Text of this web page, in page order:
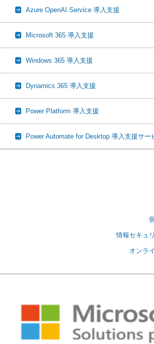
Azure OpenAI Service 導入支援
Microsoft 365 導入支援
Windows 365 導入支援
Dynamics 365 導入支援
Power Platform 導入支援
Power Automate for Desktop 導入支援サー
情報セキュ
オンラ